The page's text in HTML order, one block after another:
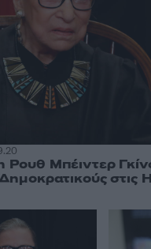
Ρουθ Μπέιντερ
στις